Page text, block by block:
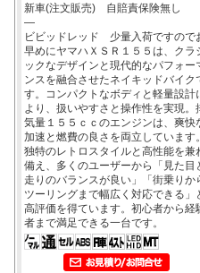
新車(注文販売) 自賠責保険無し
―
ビビッドレッド 少量入荷ですので
早めにヤマハＸＳＲ１５５は、クラ
ックなデザインと現代的なパフォー
ンスを融合させたネイキッドバイク
す。コンパクトなボディと軽量設計
より、扱いやすさと操作性を実現。
気量１５５ｃｃのエンジンは、爽快
加速と燃費の良さを両立しています。
独特のレトロスタイルと高性能を兼
備え、多くのユーザーから「見た目
走りのバランスが良い」「街乗りか
ツーリングまで幅広く対応できる」
高評価を得ています。初心者から経
者まで満足できる一台です。